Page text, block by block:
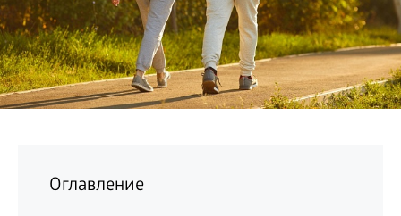
Оглавление